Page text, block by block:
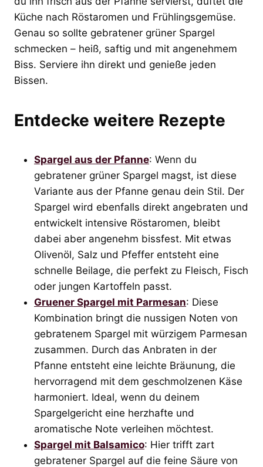
Küche nach Röstaromen und Frühlingsgemüse.
Genau so sollte gebratener grüner Spargel
schmecken – heiß, saftig und mit angenehmem
Biss. Serviere ihn direkt und genieße jeden
Bissen.
Entdecke weitere Rezepte
Spargel aus der Pfanne: Wenn du
gebratener grüner Spargel magst, ist diese
Variante aus der Pfanne genau dein Stil. Der
Spargel wird ebenfalls direkt angebraten und
entwickelt intensive Röstaromen, bleibt
dabei aber angenehm bissfest. Mit etwas
Olivenöl, Salz und Pfeffer entsteht eine
schnelle Beilage, die perfekt zu Fleisch, Fisch
oder jungen Kartoffeln passt.
Gruener Spargel mit Parmesan: Diese
Kombination bringt die nussigen Noten von
gebratenem Spargel mit würzigem Parmesan
zusammen. Durch das Anbraten in der
Pfanne entsteht eine leichte Bräunung, die
hervorragend mit dem geschmolzenen Käse
harmoniert. Ideal, wenn du deinem
Spargelgericht eine herzhafte und
aromatische Note verleihen möchtest.
Spargel mit Balsamico: Hier trifft zart
gebratener Spargel auf die feine Säure von